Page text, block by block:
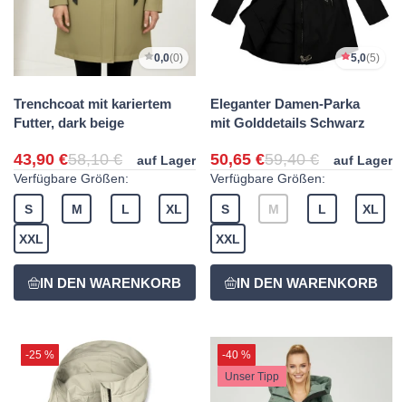
0,0(0)
Trenchcoat mit kariertem
Futter, dark beige
43,90 €58,10 €
auf Lager
Verfügbare Größen:
S M L XL
XXL
5,0(5)
Eleganter Damen-Parka
mit Golddetails Schwarz
50,65 €59,40 €
auf Lager
Verfügbare Größen:
S M L XL
XXL
-25 %
-40 %
Unser Tipp